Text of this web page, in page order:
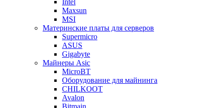
Intel
Maxsun
MSI
Материнские платы для серверов
Supermicro
ASUS
Gigabyte
Майнеры Asic
MicroBT
Оборудование для майнинга
CHILKOOT
Avalon